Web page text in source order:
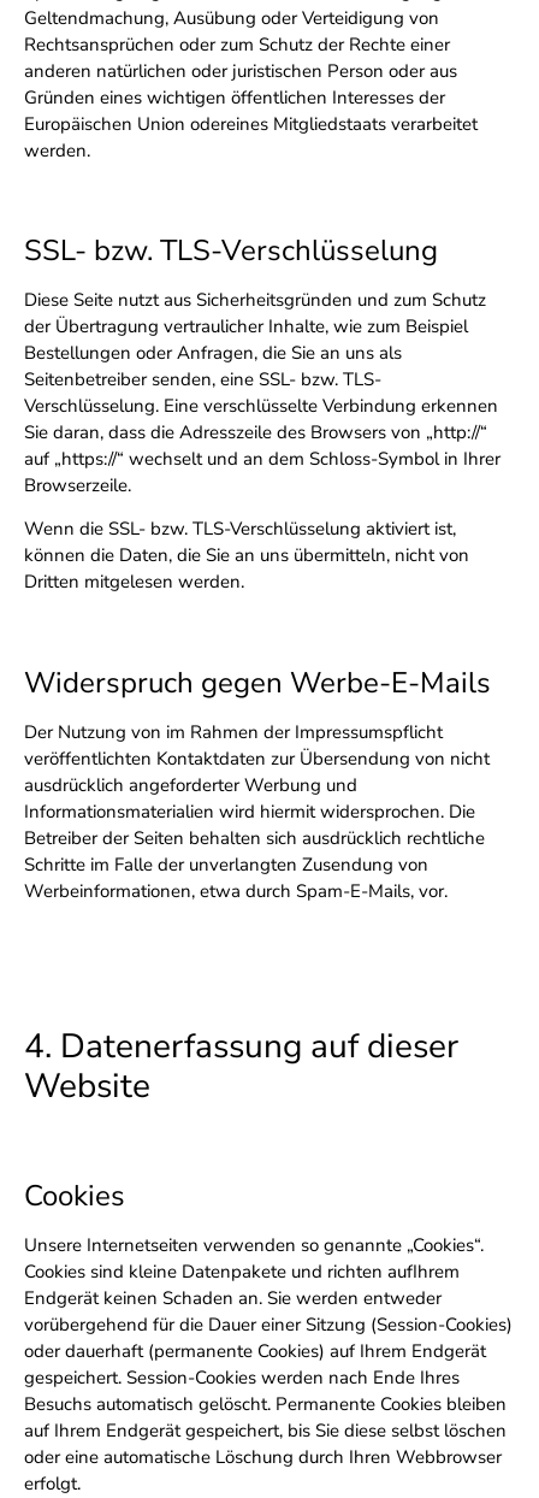
Geltendmachung, Ausübung oder Verteidigung von
Rechtsansprüchen oder zum Schutz der Rechte einer
anderen natürlichen oder juristischen Person oder aus
Gründen eines wichtigen öffentlichen Interesses der
Europäischen Union odereines Mitgliedstaats verarbeitet
werden.
SSL- bzw. TLS-Verschlüsselung
Diese Seite nutzt aus Sicherheitsgründen und zum Schutz
der Übertragung vertraulicher Inhalte, wie zum Beispiel
Bestellungen oder Anfragen, die Sie an uns als
Seitenbetreiber senden, eine SSL- bzw. TLS-
Verschlüsselung. Eine verschlüsselte Verbindung erkennen
Sie daran, dass die Adresszeile des Browsers von „http://“
auf „https://“ wechselt und an dem Schloss-Symbol in Ihrer
Browserzeile.
Wenn die SSL- bzw. TLS-Verschlüsselung aktiviert ist,
können die Daten, die Sie an uns übermitteln, nicht von
Dritten mitgelesen werden.
Widerspruch gegen Werbe-E-Mails
Der Nutzung von im Rahmen der Impressumspflicht
veröffentlichten Kontaktdaten zur Übersendung von nicht
ausdrücklich angeforderter Werbung und
Informationsmaterialien wird hiermit widersprochen. Die
Betreiber der Seiten behalten sich ausdrücklich rechtliche
Schritte im Falle der unverlangten Zusendung von
Werbeinformationen, etwa durch Spam-E-Mails, vor.
4. Datenerfassung auf dieser
Website
Cookies
Unsere Internetseiten verwenden so genannte „Cookies“.
Cookies sind kleine Datenpakete und richten aufIhrem
Endgerät keinen Schaden an. Sie werden entweder
vorübergehend für die Dauer einer Sitzung (Session-Cookies)
oder dauerhaft (permanente Cookies) auf Ihrem Endgerät
gespeichert. Session-Cookies werden nach Ende Ihres
Besuchs automatisch gelöscht. Permanente Cookies bleiben
auf Ihrem Endgerät gespeichert, bis Sie diese selbst löschen
oder eine automatische Löschung durch Ihren Webbrowser
erfolgt.